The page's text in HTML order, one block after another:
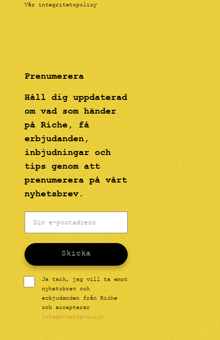
Vår integritetspolicy
Prenumerera
Håll dig uppdaterad
om vad som händer
på Riche, få
erbjudanden,
inbjudningar och
tips genom att
prenumerera på vårt
nyhetsbrev.
Skicka
Ja tack, jag vill ta emot
nyhetsbrev och
erbjudanden från Riche
och accepterar
integritetspolicyn